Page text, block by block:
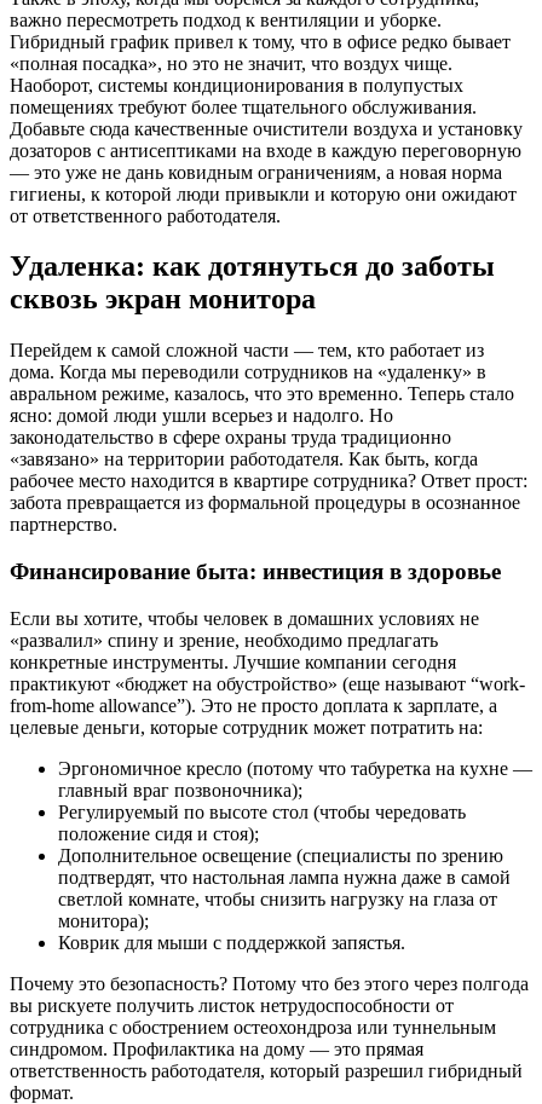
важно пересмотреть подход к вентиляции и уборке.
Гибридный график привел к тому, что в офисе редко бывает
«полная посадка», но это не значит, что воздух чище.
Наоборот, системы кондиционирования в полупустых
помещениях требуют более тщательного обслуживания.
Добавьте сюда качественные очистители воздуха и установку
дозаторов с антисептиками на входе в каждую переговорную
— это уже не дань ковидным ограничениям, а новая норма
гигиены, к которой люди привыкли и которую они ожидают
от ответственного работодателя.
Удаленка: как дотянуться до заботы
сквозь экран монитора
Перейдем к самой сложной части — тем, кто работает из
дома. Когда мы переводили сотрудников на «удаленку» в
авральном режиме, казалось, что это временно. Теперь стало
ясно: домой люди ушли всерьез и надолго. Но
законодательство в сфере охраны труда традиционно
«завязано» на территории работодателя. Как быть, когда
рабочее место находится в квартире сотрудника? Ответ прост:
забота превращается из формальной процедуры в осознанное
партнерство.
Финансирование быта: инвестиция в здоровье
Если вы хотите, чтобы человек в домашних условиях не
«развалил» спину и зрение, необходимо предлагать
конкретные инструменты. Лучшие компании сегодня
практикуют «бюджет на обустройство» (еще называют “work-
from-home allowance”). Это не просто доплата к зарплате, а
целевые деньги, которые сотрудник может потратить на:
Эргономичное кресло (потому что табуретка на кухне —
главный враг позвоночника);
Регулируемый по высоте стол (чтобы чередовать
положение сидя и стоя);
Дополнительное освещение (специалисты по зрению
подтвердят, что настольная лампа нужна даже в самой
светлой комнате, чтобы снизить нагрузку на глаза от
монитора);
Коврик для мыши с поддержкой запястья.
Почему это безопасность? Потому что без этого через полгода
вы рискуете получить листок нетрудоспособности от
сотрудника с обострением остеохондроза или туннельным
синдромом. Профилактика на дому — это прямая
ответственность работодателя, который разрешил гибридный
формат.